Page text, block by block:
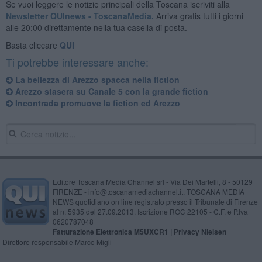
Se vuoi leggere le notizie principali della Toscana iscriviti alla
Newsletter QUInews - ToscanaMedia. Arriva gratis tutti i giorni
alle 20:00 direttamente nella tua casella di posta.
Basta cliccare QUI
Ti potrebbe interessare anche:
La bellezza di Arezzo spacca nella fiction
Arezzo stasera su Canale 5 con la grande fiction
Incontrada promuove la fiction ed Arezzo
Editore Toscana Media Channel srl - Via Dei Martelli, 8 - 50129
FIRENZE - info@toscanamediachannel.it. TOSCANA MEDIA
NEWS quotidiano on line registrato presso il Tribunale di Firenze
al n. 5935 del 27.09.2013. Iscrizione ROC 22105 - C.F. e P.Iva
0620787048
Fatturazione Elettronica M5UXCR1 | Privacy Nielsen
Direttore responsabile Marco Migli